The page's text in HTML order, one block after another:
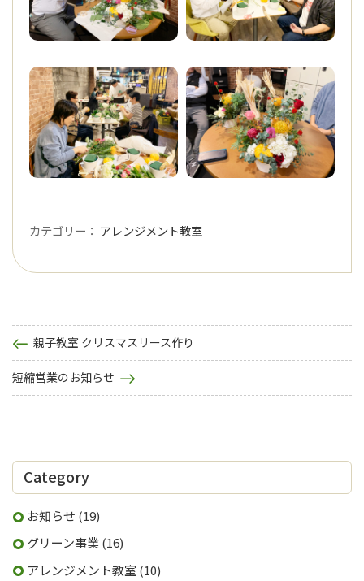
カテゴリー： アレンジメント教室
投
稿
ナ
ー
シ
ョ
ン
親子教室 クリスマスリース作り
短縮営業のお知らせ
Category
お知らせ (19)
グリーン事業(16)
アレンジメント教室 (10)